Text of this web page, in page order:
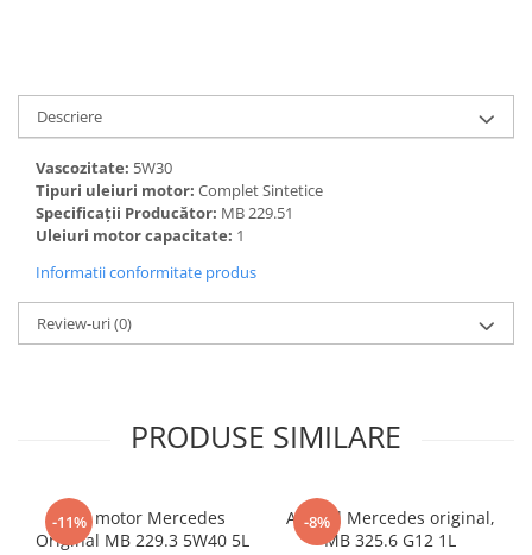
Descriere
Vascozitate: 5W30
Tipuri uleiuri motor: Complet Sintetice
Specificații Producător: MB 229.51
Uleiuri motor capacitate: 1
Informatii conformitate produs
Review-uri(0)
PRODUSE SIMILARE
-11%
Ulei motor Mercedes
Original MB 229.3 5W40 5L
-8%
Antigel Mercedes original,
MB 325.6 G12 1L